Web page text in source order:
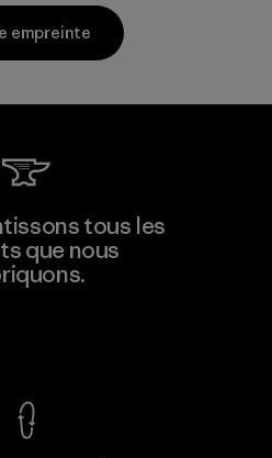
Products
empreinte
tous les
que nous